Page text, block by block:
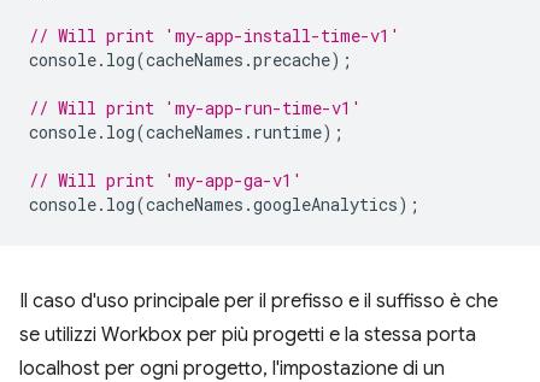
// Will print 'my-app-install-time-v1'
console. log(cacheNames .precache);
// Will print 'my-app-run-time-v1'
console. log(cacheNames . runtime);
// Will print 'my-app-ga-v1'
console. log(cacheNames .googleAnalytics);
Il caso d'uso principale per il prefisso e il suffisso è che
se utilizzi Workbox per più progetti e la stessa porta
localhost per ogni progetto, l'impostazione di un